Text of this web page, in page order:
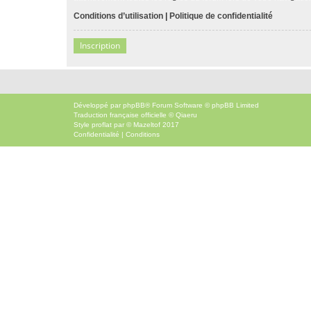
Conditions d’utilisation | Politique de confidentialité
Inscription
Développé par phpBB® Forum Software © phpBB Limited
Traduction française officielle ©Qiaeru
Style proflat par © Mazeltof 2017
Confidentialité | Conditions